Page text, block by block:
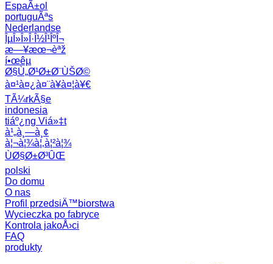
EspaÃ±ol
portuguÃªs
Nederlandse
ÎµÎ»Î»Î·Î½Î¹ÎºÎ¬
æ—¥æœ¬èªž
í•œêµ­
Ø§Ù„Ø¹Ø±Ø¨ÙŠØ©
à¤¹à¤¿à¤¨à¥à¤¦à¥€
TÃ¼rkÃ§e
indonesia
tiáº¿ng Viá»‡t
à¹„à¸—à¸¢
à¦¬à¦¾à¦‚à¦²à¦¾
ÙØ§Ø±Ø³ÛŒ
polski
Do domu
O nas
Profil przedsiÄ™biorstwa
Wycieczka po fabryce
Kontrola jakoÅ›ci
FAQ
produkty